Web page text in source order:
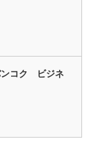
コク ビジネ